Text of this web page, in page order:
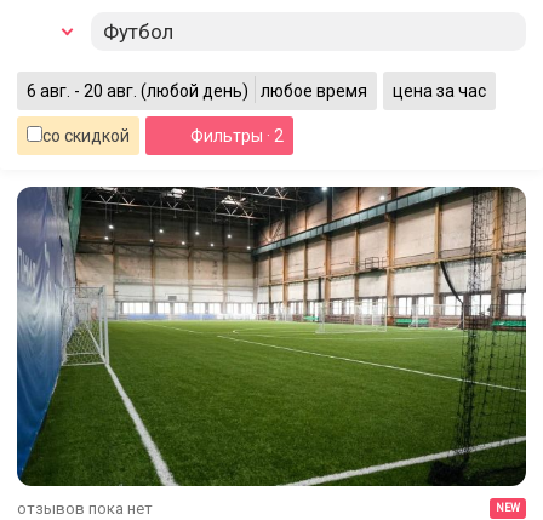
Футбол
6 авг. - 20 авг. (любой день) любое время цена за час
со скидкой Фильтры · 2
отзывов пока нет NEW